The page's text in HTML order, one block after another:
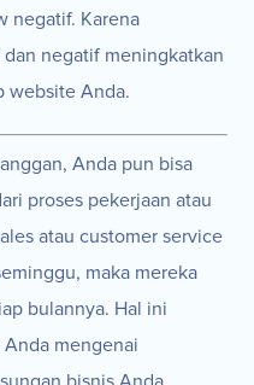
negatif. Karena
negatif meningkatkan
website Anda.
Anda pun bisa
proses pekerjaan atau
atau customer service
maka mereka
bulannya. Hal ini
mengenai